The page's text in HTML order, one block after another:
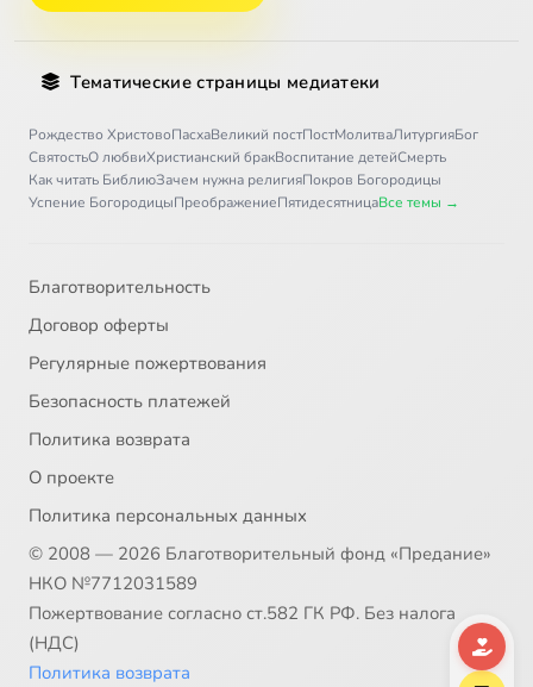
Тематические страницы медиатеки
Рождество ХристовоПасхаВеликий постПостМолитваЛитургияБог
СвятостьО любвиХристианский бракВоспитание детейСмерть
Как читать БиблиюЗачем нужна религияПокров Богородицы
Успение БогородицыПреображениеПятидесятницаВсе темы →
Благотворительность
Договор оферты
Регулярные пожертвования
Безопасность платежей
Политика возврата
О проекте
Политика персональных данных
© 2008 — 2026 Благотворительный фонд «Предание»
НКО №7712031589
Пожертвование согласно ст.582 ГК РФ. Без налога
(НДС)
Политика возврата